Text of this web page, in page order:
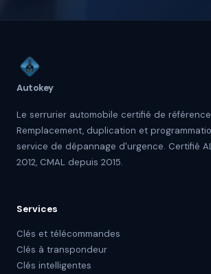
Autokey
Le serrurier automobile certifié de
Remplacement, duplication et
service de dépannage d'urgence. Certifié
2012, CMAL depuis 2015.
Services
Clés et télécommandes
Clés à transpondeur
Clés intelligentes